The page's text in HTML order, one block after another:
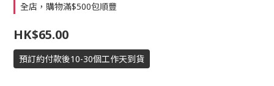
全店，購物滿$500包順豐
HK$65.00
預訂約付款後10-30個工作天到貨